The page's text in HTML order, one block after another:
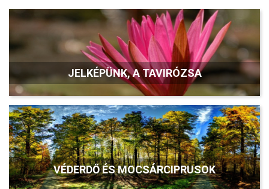
JELKÉPÜNK, A TAVIRÓZSA
VÉDERDŐ ÉS MOCSÁRCIPRUSOK